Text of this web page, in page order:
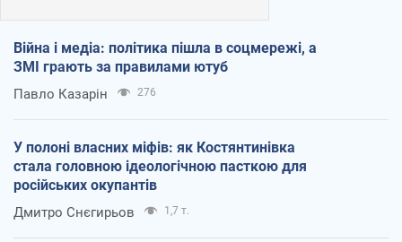
Війна і медіа: політика пішла в соцмережі, а
ЗМІ грають за правилами ютуб
Павло Казарін 276
У полоні власних міфів: як Костянтинівка
стала головною ідеологічною пасткою для
російських окупантів
Дмитро Снєгирьов 1,7 т.